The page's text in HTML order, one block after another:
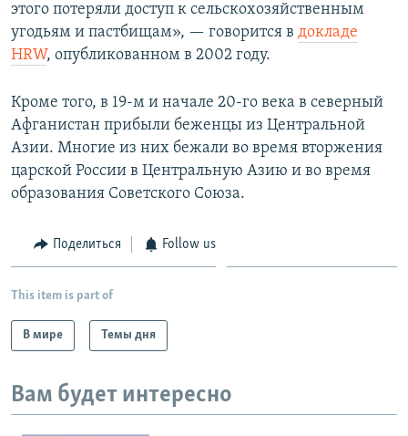
этого потеряли доступ к сельскохозяйственным
угодьям и пастбищам», — говорится в докладе
HRW, опубликованном в 2002 году.
Кроме того, в 19-м и начале 20-го века в северный
Афганистан прибыли беженцы из Центральной
Азии. Многие из них бежали во время вторжения
царской России в Центральную Азию и во время
образования Советского Союза.
Поделиться Follow us
This item is part of
В мире Темы дня
Вам будет интересно